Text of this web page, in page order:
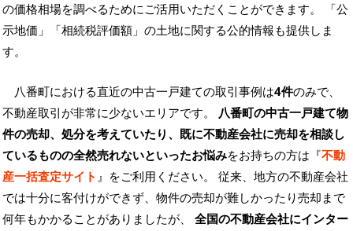
の価格相場を調べるためにご活用いただくことができます。
「公
示地価」「相続税評価額」の土地に関する公的情報も提供しま
す。
八番町における直近の中古一戸建ての取引事例は4件のみで、
不動産取引が非常に少ないエリアです。 八番町の中古一戸建て物
件の売却、処分を考えていたり、既に不動産会社に売却を相談し
ているものの全然売れないといったお悩みをお持ちの方は『不動
産一括査定サイト 』をご利用ください。 従来、地方の不動産会社
では十分に客付けができず、物件の売却が難しかったり売却まで
何年もかかることがありましたが、 全国の不動産会社にインター